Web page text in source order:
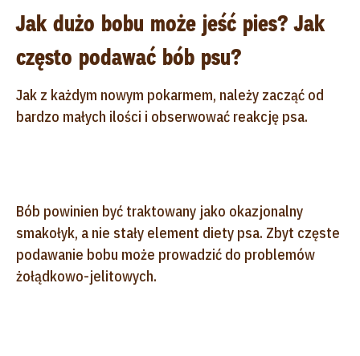
Jak dużo bobu może jeść pies? Jak
często podawać bób psu?
Jak z każdym nowym pokarmem, należy zacząć od
bardzo małych ilości i obserwować reakcję psa.
Bób powinien być traktowany jako okazjonalny
smakołyk, a nie stały element diety psa. Zbyt częste
podawanie bobu może prowadzić do problemów
żołądkowo-jelitowych.